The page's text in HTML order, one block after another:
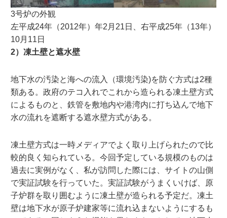
3号炉の外観
左平成24年（2012年）年2月21日、右平成25年（13年）
10月11日
2）凍土壁と遮水壁
地下水の汚染と海への流入（環境汚染)を防ぐ方式は2種
類ある。政府のテコ入れでこれから造られる凍土壁方式
によるものと、鉄管を敷地内や港湾内に打ち込んで地下
水の流れを遮断する遮水壁方式がある。
凍土壁方式は一時メディアでよく取り上げられたので比
較的良く知られている。今回予定している規模のものは
過去に実例がなく、私が訪問した際には、サイトの山側
で実証試験を行っていた。実証試験がうまくいけば、原
子炉群を取り囲むように凍土壁が造られる予定だ。凍土
壁は地下水が原子炉建家等に流れ込まないようにするも